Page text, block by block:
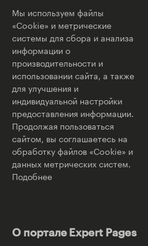
Мы используем файлы
«Cookie» и метрические
системы для сбора и анализа
информации о
производительности и
использовании сайта, а также
для улучшения и
индивидуальной настройки
предоставления информации.
Продолжая пользоваться
сайтом, вы соглашаетесь на
обработку файлов «Cookie» и
данных метрических систем.
Подобнее
О портале Expert Pages